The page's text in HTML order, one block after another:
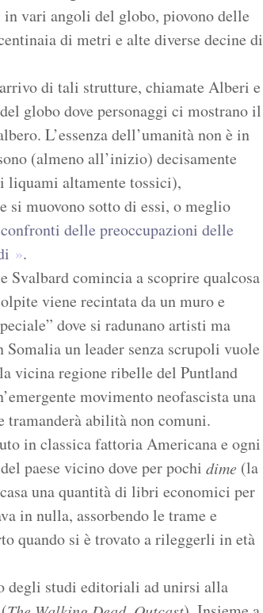
vari angoli del globo, piovono delle
di metri e alte diverse decine di
di tali strutture, chiamate Alberi e
globo dove personaggi ci mostrano il
L’essenza dell’umanità non è in
(almeno all’inizio) decisamente
liquami altamente tossici),
muovono sotto di essi, o meglio
delle preoccupazioni delle
.
Svalbard comincia a scoprire qualcosa
viene recintata da un muro e
dove si radunano artisti ma
un leader senza scrupoli vuole
vicina regione ribelle del Puntland
movimento neofascista una
tramanderà abilità non comuni.
in classica fattoria Americana e ogni
paese vicino dove per pochi dime (la
una quantità di libri economici per
in nulla, assorbendo le trame e
quando si è trovato a rileggerli in età
degli studi editoriali ad unirsi alla